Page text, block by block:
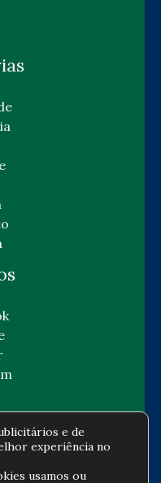
reservados -
e de
experiência no
usamos ou